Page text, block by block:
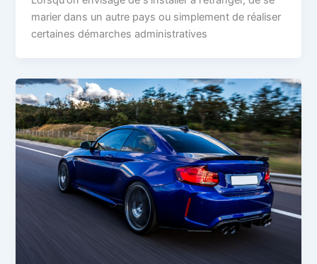
marier dans un autre pays ou simplement de réaliser
certaines démarches administratives